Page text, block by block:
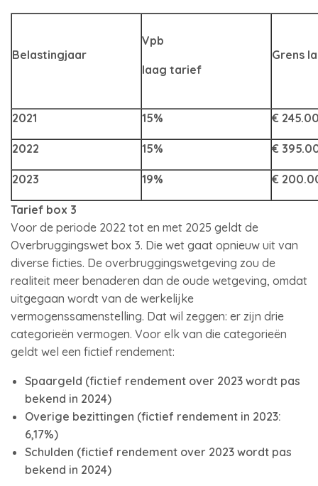
Belastingjaar
Vpb
laag tarief
Grens
2021 15% €
2022 15% €
2023 19% €
Tarief box 3
Voor de periode 2022 tot en met 2025 geldt de
Overbruggingswet box 3. Die wet gaat opnieuw uit van
diverse ficties. De overbruggingswetgeving zou de
realiteit meer benaderen dan de oude wetgeving, omdat
uitgegaan wordt van de werkelijke
vermogenssamenstelling. Dat wil zeggen: er zijn drie
categorieën vermogen. Voor elk van die categorieën
geldt wel een fictief rendement:
Spaargeld (fictief rendement over 2023 wordt pas
bekend in 2024)
Overige bezittingen (fictief rendement in 2023:
6,17%)
Schulden (fictief rendement over 2023 wordt pas
bekend in 2024)